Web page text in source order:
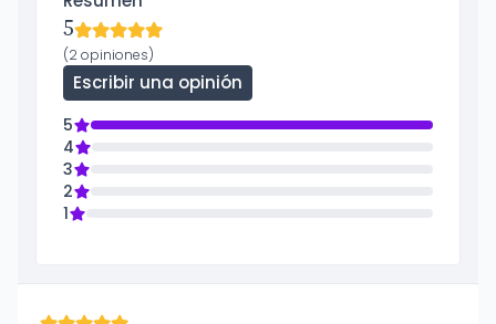
5
(2 opiniones)
Escribir una opinión
5
4
3
2
1